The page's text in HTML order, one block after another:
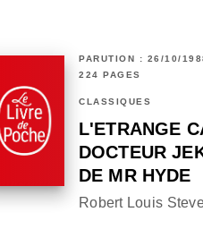
PARUTION : 26/10/
224 PAGES
CLASSIQUES
L'ETRANGE
DOCTEUR
DE MR HYDE
Robert Louis